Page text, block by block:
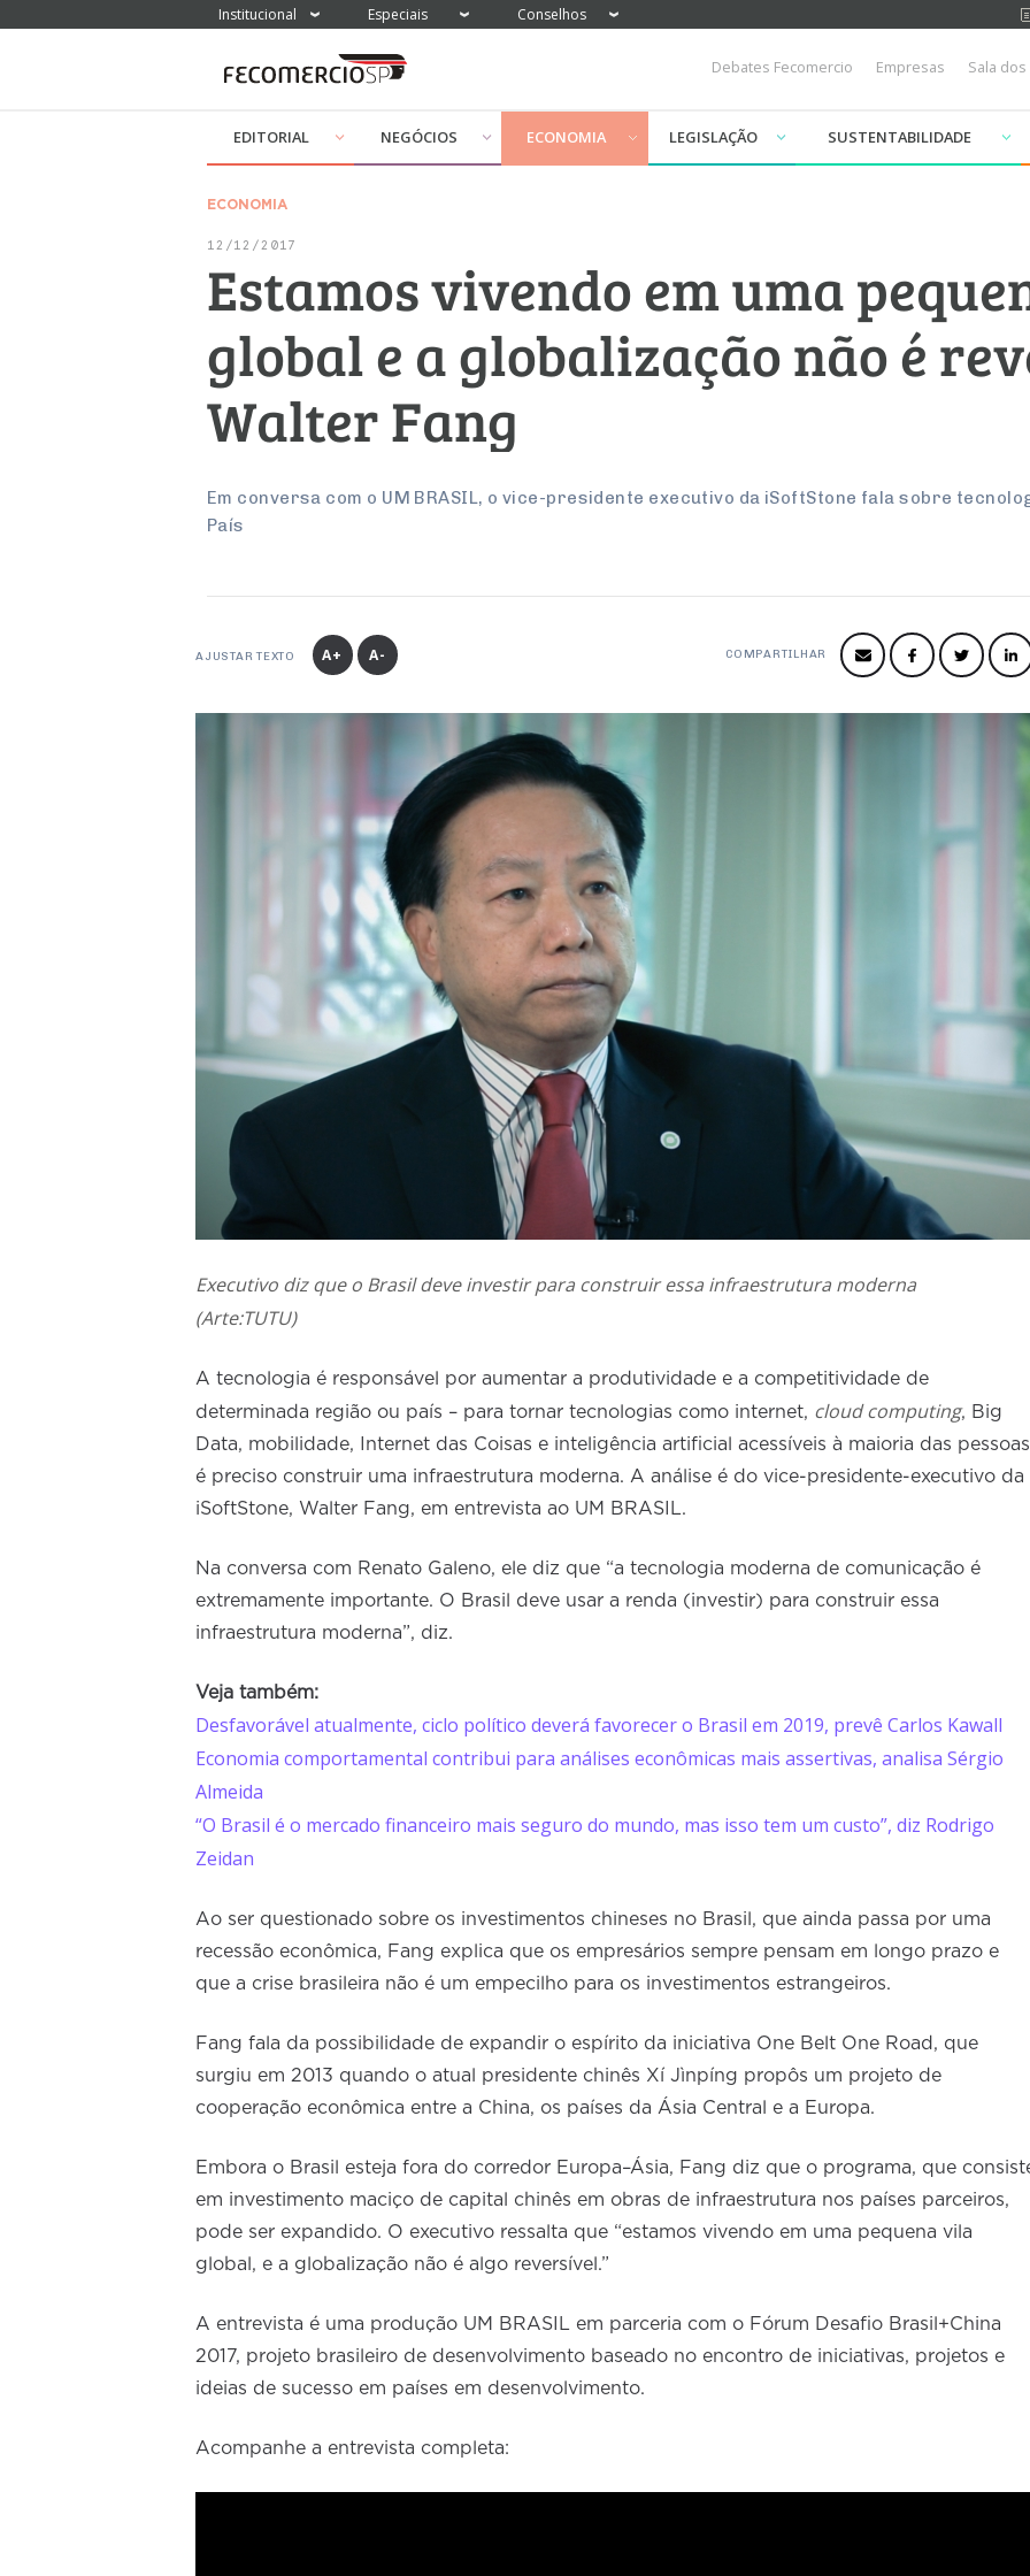
Institucional Especiais Conselhos
Debates Fecomercio Empresas Sala
EDITORIAL NEGÓCIOS ECONOMIA LEGISLAÇÃO SUSTENTABILIDADE
ECONOMIA
12/12/2017
Estamos vivendo em uma
global e a globalização não é
Walter Fang
Em conversa com o UM BRASIL, o vice-presidente executivo da iSoftStone fala sobre
País
AJUSTAR TEXTO A+ A- COMPARTILHAR
Executivo diz que o Brasil deve investir para construir essa infraestrutura moderna
(Arte:TUTU)
A tecnologia é responsável por aumentar a produtividade e a competitividade de
determinada região ou país – para tornar tecnologias como internet, cloud computing, Big
Data, mobilidade, Internet das Coisas e inteligência artificial acessíveis à maioria das
é preciso construir uma infraestrutura moderna. A análise é do vice-presidente-executivo da
iSoftStone, Walter Fang, em entrevista ao UM BRASIL.
Na conversa com Renato Galeno, ele diz que “a tecnologia moderna de comunicação é
extremamente importante. O Brasil deve usar a renda (investir) para construir essa
infraestrutura moderna”, diz.
Veja também:
Desfavorável atualmente, ciclo político deverá favorecer o Brasil em 2019, prevê Carlos Kawall
Economia comportamental contribui para análises econômicas mais assertivas, analisa Sérgio
Almeida
“O Brasil é o mercado financeiro mais seguro do mundo, mas isso tem um custo”, diz Rodrigo
Zeidan
Ao ser questionado sobre os investimentos chineses no Brasil, que ainda passa por uma
recessão econômica, Fang explica que os empresários sempre pensam em longo prazo e
que a crise brasileira não é um empecilho para os investimentos estrangeiros.
Fang fala da possibilidade de expandir o espírito da iniciativa One Belt One Road, que
surgiu em 2013 quando o atual presidente chinês Xí Jìnpíng propôs um projeto de
cooperação econômica entre a China, os países da Ásia Central e a Europa.
Embora o Brasil esteja fora do corredor Europa–Ásia, Fang diz que o programa, que
em investimento maciço de capital chinês em obras de infraestrutura nos países parceiros,
pode ser expandido. O executivo ressalta que “estamos vivendo em uma pequena vila
global, e a globalização não é algo reversível.”
A entrevista é uma produção UM BRASIL em parceria com o Fórum Desafio Brasil+China
2017, projeto brasileiro de desenvolvimento baseado no encontro de iniciativas, projetos e
ideias de sucesso em países em desenvolvimento.
Acompanhe a entrevista completa: